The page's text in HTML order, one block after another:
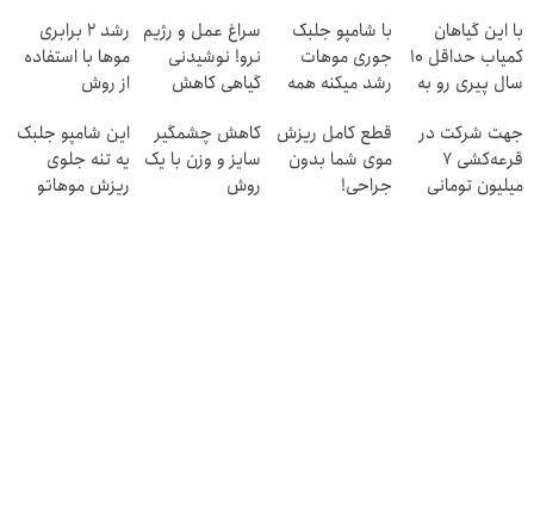
با این گیاهان
کمیاب حداقل 10
سال پیری رو به
با شامپو جلبک
جوری موهات
رشد میکنه همه
کاشتی۴۵٪
تخفیف
سراغ عمل و رژیم
نرو! نوشیدنی
گیاهی کاهش
خورده
رشد 2 برابری
موها با استفاده
از روش
فقط امروز
جهت شرکت در
قرعه‌کشی ۷
میلیون تومانی
قطع کامل ریزش
موی شما بدون
جراحی!
کاهش چشمگیر
سایز و وزن با یک
روش
این شامپو جلبک
یه تنه جلوی
ریزش موهاتو